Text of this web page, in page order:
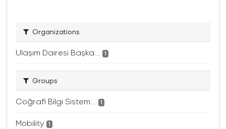
Organizations
Ulaşım Dairesi Başka... 1
Groups
Coğrafi Bilgi Sistem... 1
Mobility 1